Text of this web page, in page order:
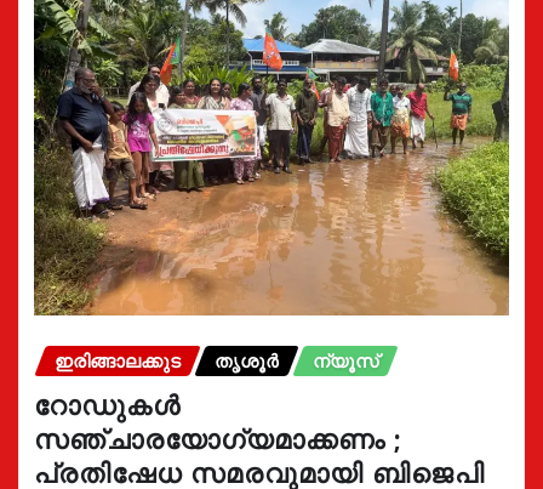
ഇരിങ്ങാലക്കുട തൃശൂർ ന്യൂസ്
റോഡുകൾ
സഞ്ചാരയോഗ്യമാക്കണം ;
പ്രതിഷേധ സമരവുമായി ബിജെപി